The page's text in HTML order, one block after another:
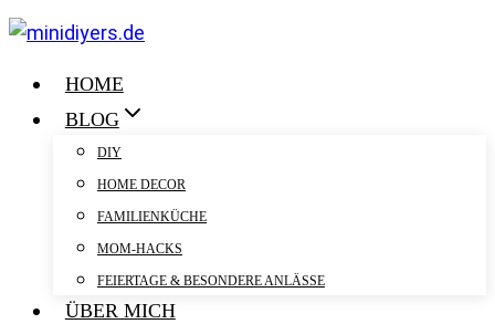
Zum
springenHOME
BLOG
DIY
HOME DECOR
FAMILIENKÜCHE
MOM-HACKS
FEIERTAGE & BESONDERE ANLÄSSE
ÜBER MICH